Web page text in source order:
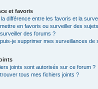
et favoris
différence entre les favoris et la
en favoris ou surveiller des
des forums ?
je supprimer mes surveillances de
joints sont autorisés sur ce forum ?
tous mes fichiers joints ?